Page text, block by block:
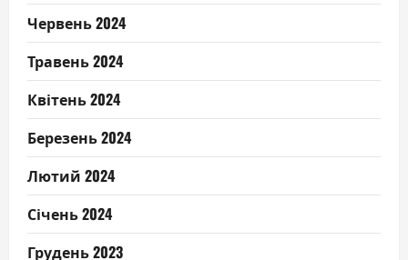
Червень 2024
Травень 2024
Квітень 2024
Березень 2024
Лютий 2024
Січень 2024
Грудень 2023